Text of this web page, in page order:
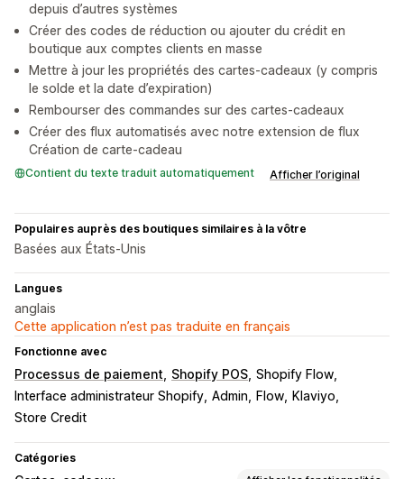
depuis d’autres systèmes
Créer des codes de réduction ou ajouter du crédit en
boutique aux comptes clients en masse
Mettre à jour les propriétés des cartes-cadeaux (y compris
le solde et la date d’expiration)
Rembourser des commandes sur des cartes-cadeaux
Créer des flux automatisés avec notre extension de flux
Création de carte-cadeau
Contient du texte traduit automatiquement Afficher l’original
Populaires auprès des boutiques similaires à la vôtre
Basées aux États-Unis
Langues
anglais
Cette application n’est pas traduite en français
Fonctionne avec
Processus de paiement Shopify POS Shopify Flow
Interface administrateur Shopify Admin Flow
Klaviyo
Store Credit
Catégories